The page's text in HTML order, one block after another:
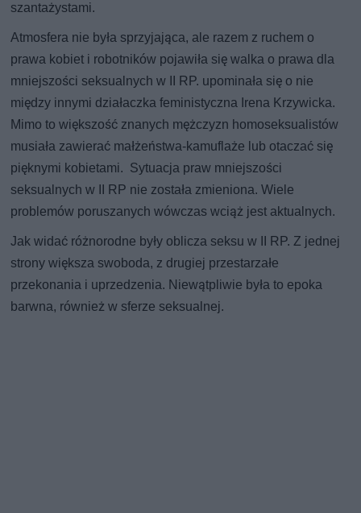
szantażystami.
Atmosfera nie była sprzyjająca, ale razem z ruchem o
prawa kobiet i robotników pojawiła się walka o prawa dla
mniejszości seksualnych w II RP. upominała się o nie
między innymi działaczka feministyczna Irena Krzywicka.
Mimo to większość znanych mężczyzn homoseksualistów
musiała zawierać małżeństwa-kamuflaże lub otaczać się
pięknymi kobietami. Sytuacja praw mniejszości
seksualnych w II RP nie została zmieniona. Wiele
problemów poruszanych wówczas wciąż jest aktualnych.
Jak widać różnorodne były oblicza seksu w II RP. Z jednej
strony większa swoboda, z drugiej przestarzałe
przekonania i uprzedzenia. Niewątpliwie była to epoka
barwna, również w sferze seksualnej.